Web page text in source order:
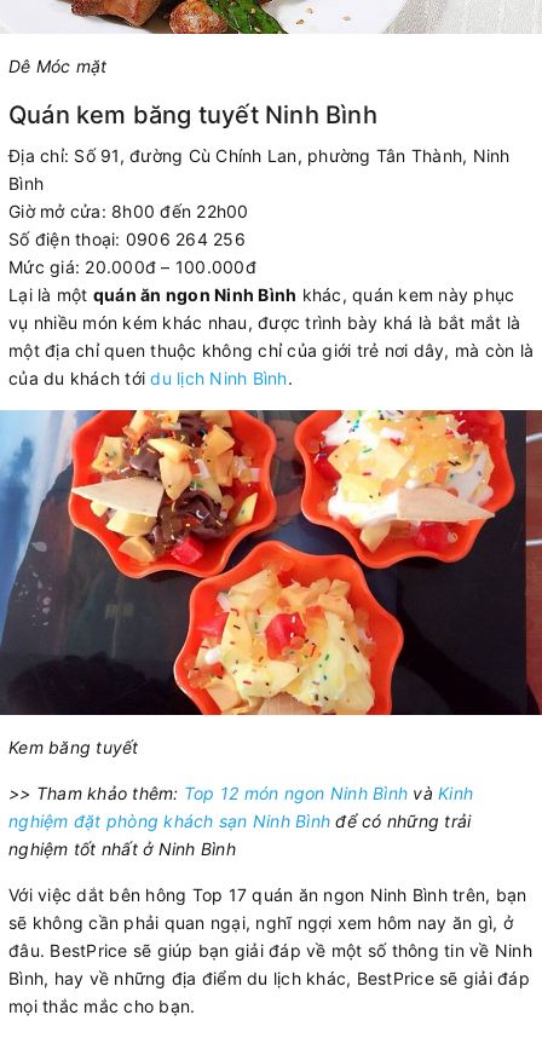
Dê Móc mặt
Quán kem băng tuyết Ninh Bình
Địa chỉ: Số 91, đường Cù Chính Lan, phường Tân Thành, Ninh
Bình
Giờ mở cửa: 8h00 đến 22h00
Số điện thoại: 0906 264 256
Mức giá: 20.000đ – 100.000đ
Lại là một quán ăn ngon Ninh Bình khác, quán kem này phục
vụ nhiều món kém khác nhau, được trình bày khá là bắt mắt là
một địa chỉ quen thuộc không chỉ của giới trẻ nơi dây, mà còn là
của du khách tớidu lịch Ninh Bình.
Kem băng tuyết
>> Tham khảo thêm: Top 12 món ngon Ninh Bình và Kinh
nghiệm đặt phòng khách sạn Ninh Bình để có những trải
nghiệm tốt nhất ở Ninh Bình
Với việc dắt bên hông Top 17 quán ăn ngon Ninh Bình trên, bạn
sẽ không cần phải quan ngại, nghĩ ngợi xem hôm nay ăn gì, ở
đâu. BestPrice sẽ giúp bạn giải đáp về một số thông tin về Ninh
Bình, hay về những địa điểm du lịch khác, BestPrice sẽ giải đáp
mọi thắc mắc cho bạn.